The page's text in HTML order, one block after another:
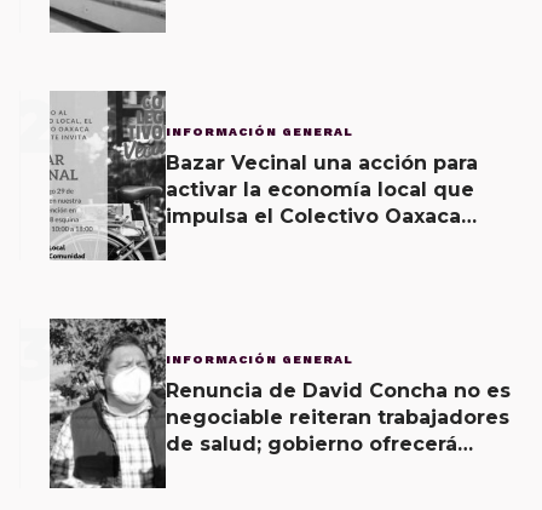
2 INFORMACIÓN GENERAL
Bazar Vecinal una acción para
activar la economía local que
impulsa el Colectivo Oaxaca
3 INFORMACIÓN GENERAL
Renuncia de David Concha no es
negociable reiteran trabajadores
de salud; gobierno ofrecerá